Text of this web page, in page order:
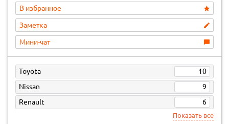
В избранное
Заметка
Мини-чат
Toyota
10
Nissan
9
Renault
6
Показать все